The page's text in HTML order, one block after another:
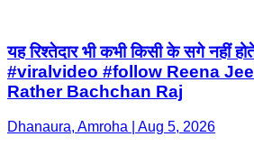
यह रिश्तेदार भी कभी किसी के सगे
#viralvideo #follow Reena
Rather Bachchan Raj
Dhanaura, Amroha | Aug 5, 2026